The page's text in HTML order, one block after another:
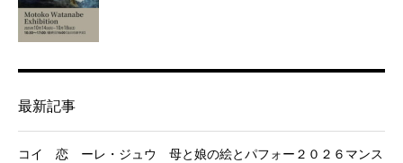
最新記事
コイ 恋 ーレ・ジュウ 母と娘の絵とパフォー２０２６マンス